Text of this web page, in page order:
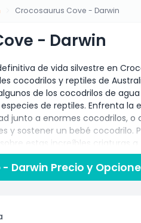
Crocosaurus Cove - Darwin
- Darwin
de vida silvestre en
cocodrilos y reptiles de
de los cocodrilos de
de reptiles. Enfrenta
junto a enormes cocodrilos,
y sostener un bebé cocodrilo.
estas increíbles criaturas
Darwin ofrece experiencias
destino imprescindible para los
un día emocionante,
Darwin Precio y